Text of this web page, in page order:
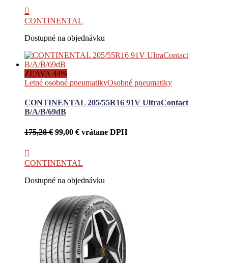
202,95 €.
CONTINENTAL
Dostupné na objednávku
ZĽAVA 44%
Letné osobné pneumatikyOsobné pneumatiky
CONTINENTAL 205/55R16 91V UltraContact
B/A/B/69dB
175,28€ Pôvodná
175,28 €.
99,00 €Aktuálna
99,00 €.
vrátane DPH
CONTINENTAL
Dostupné na objednávku